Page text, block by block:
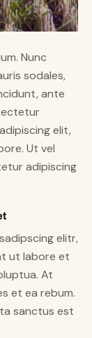
Nunc
sodales,
ante
elit,
Ut vel
adipiscing
elitr,
ut labore et
At
et ea rebum.
sanctus est